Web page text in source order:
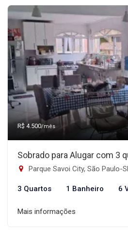
R$ 4.500/mês
Sobrado para Alugar com 3
Parque Savoi City, São Paulo-
3 Quartos 1 Banheiro 6
Mais informações